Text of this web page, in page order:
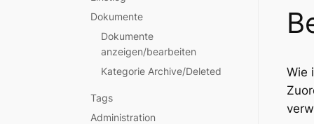
Dokumente
Dokumente
anzeigen/bearbeiten
Kategorie Archive/Deleted
Tags
Administration
Wie